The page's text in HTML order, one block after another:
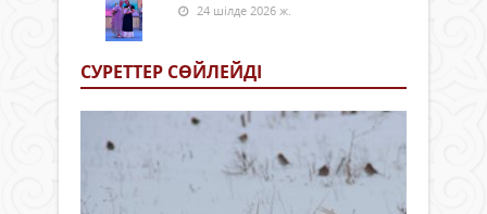
24 шілде 2026 ж.
СУРЕТТЕР СӨЙЛЕЙДI